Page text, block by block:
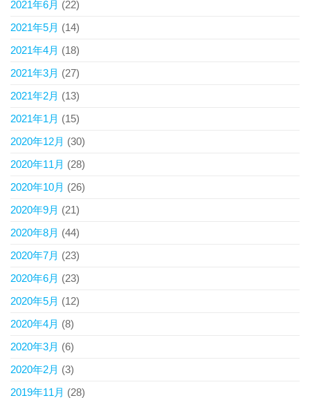
2021年6月 (22)
2021年5月 (14)
2021年4月 (18)
2021年3月 (27)
2021年2月 (13)
2021年1月 (15)
2020年12月 (30)
2020年11月 (28)
2020年10月 (26)
2020年9月 (21)
2020年8月 (44)
2020年7月 (23)
2020年6月 (23)
2020年5月 (12)
2020年4月 (8)
2020年3月 (6)
2020年2月 (3)
2019年11月 (28)